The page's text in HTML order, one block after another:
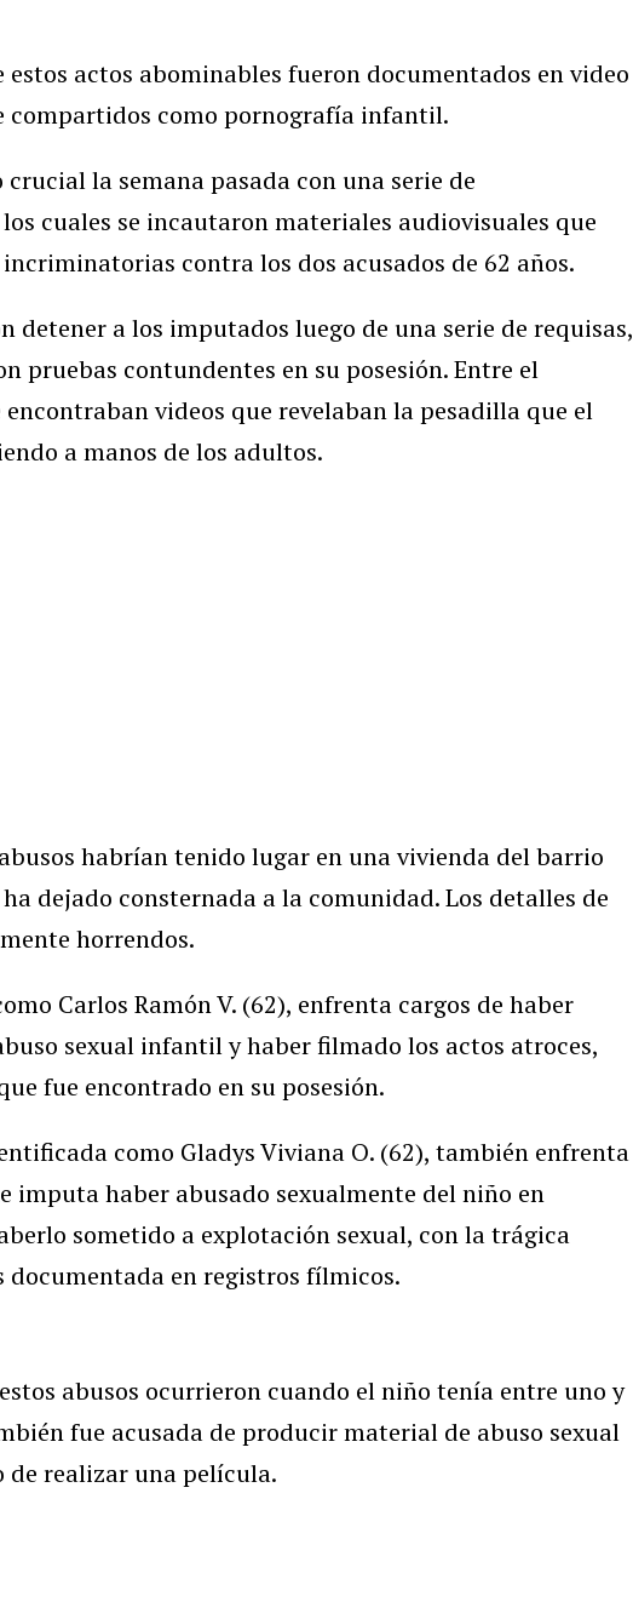
estos actos abominables fueron documentados en video
compartidos como pornografía infantil.
la semana pasada con una serie de
cuales se incautaron materiales audiovisuales que
contra los dos acusados de 62 años.
detener a los imputados luego de una serie de requisas,
pruebas contundentes en su posesión. Entre el
videos que revelaban la pesadilla que el
a manos de los adultos.
habrían tenido lugar en una vivienda del barrio
dejado consternada a la comunidad. Los detalles de
horrendos.
Carlos Ramón V. (62), enfrenta cargos de haber
sexual infantil y haber filmado los actos atroces,
fue encontrado en su posesión.
como Gladys Viviana O. (62), también enfrenta
imputa haber abusado sexualmente del niño en
sometido a explotación sexual, con la trágica
documentada en registros fílmicos.
abusos ocurrieron cuando el niño tenía entre uno y
fue acusada de producir material de abuso sexual
realizar una película.